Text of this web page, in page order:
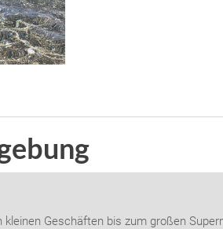
Geschäften bis zum großen